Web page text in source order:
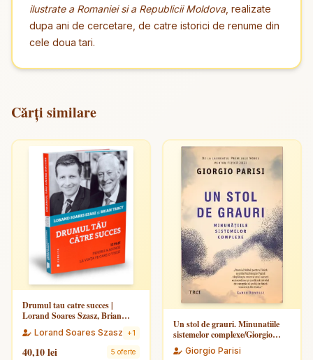
ilustrate a Romaniei si a Republicii Moldova, realizate
dupa ani de cercetare, de catre istorici de renume din
cele doua tari.
Cărți similare
Drumul tau catre succes |
Lorand Soares Szasz, Brian
Lorand Soares Szasz +1
40,10 lei 5 oferte
Un stol de grauri. Minunatiile
sistemelor complexe/Giorgio
ParisiGiorgio Parisi